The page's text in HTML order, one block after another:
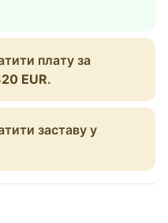
плату за
EUR.
заставу у